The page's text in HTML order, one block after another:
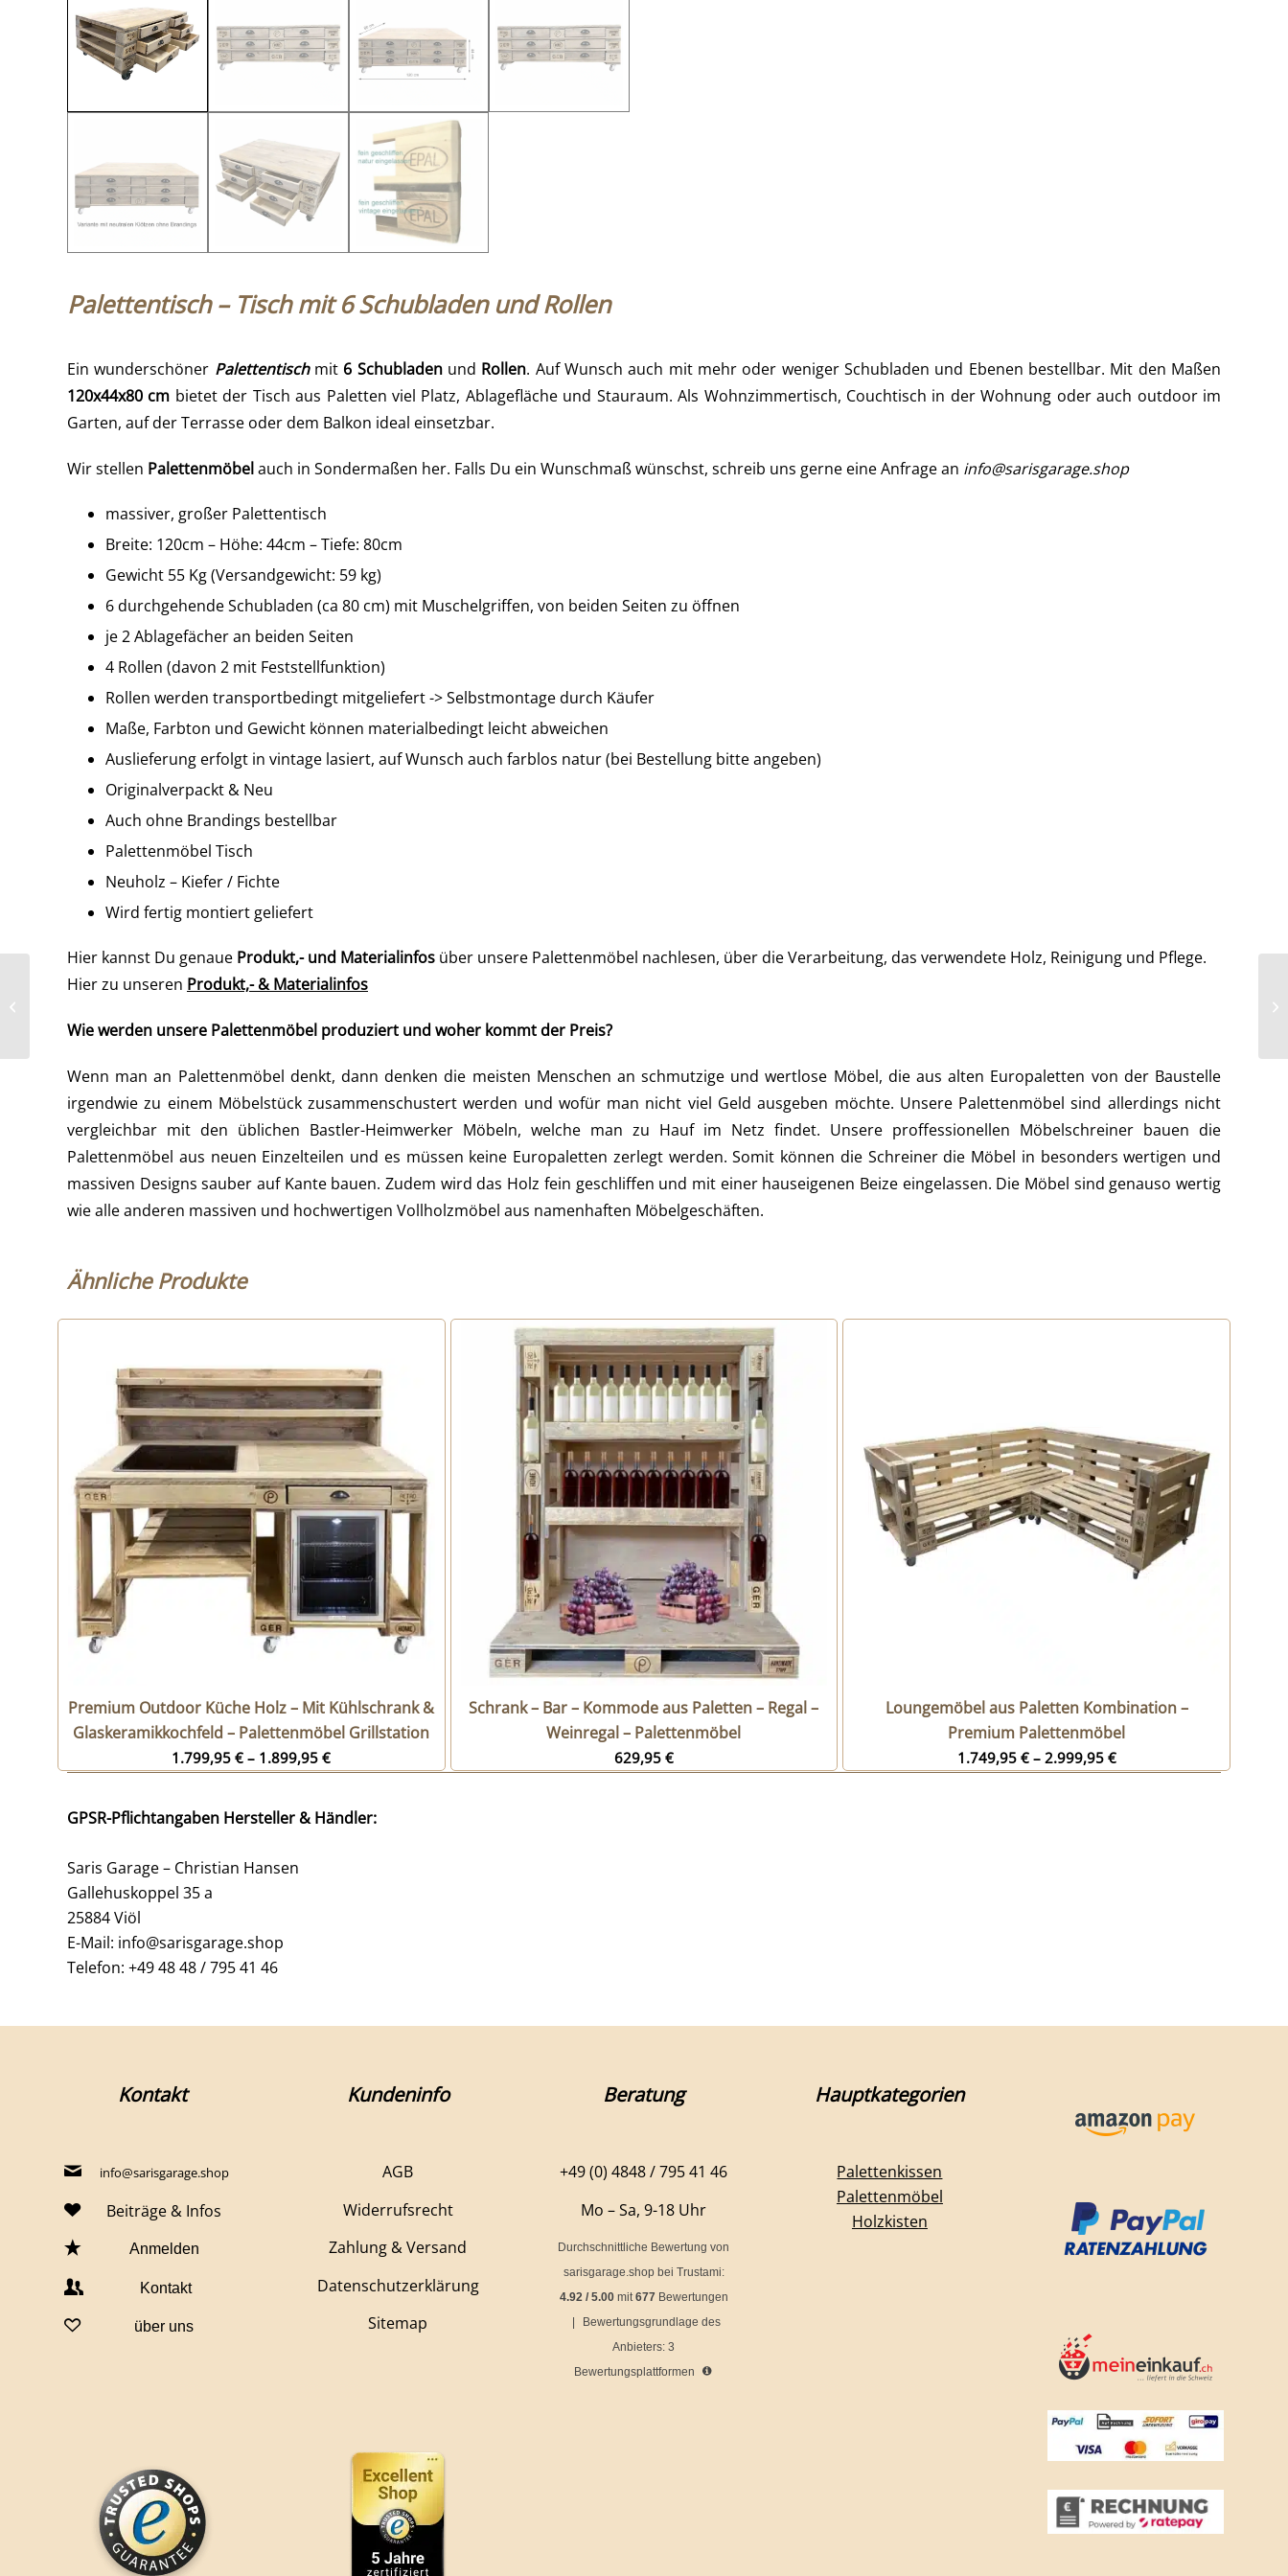
Palettentisch – Tisch mit 6 Schubladen und Rollen
Ein wunderschöner Palettentischmit 6 Schubladenund Rollen. Auf Wunsch auch mit mehr oder weniger Schubladen und Ebenen bestellbar. Mit den Maßen
120x44x80 cm bietet der Tisch aus Paletten viel Platz, Ablagefläche und Stauraum. Als Wohnzimmertisch, Couchtisch in der Wohnung oder auch outdoor im
Garten, auf der Terrasse oder dem Balkon ideal einsetzbar.
Wir stellen Palettenmöbelauch in Sondermaßen her. Falls Du ein Wunschmaß wünschst, schreib uns gerne eine Anfrage an info@sarisgarage.shop
massiver, großer Palettentisch
Breite: 120cm – Höhe: 44cm – Tiefe: 80cm
Gewicht 55 Kg (Versandgewicht: 59 kg)
6 durchgehende Schubladen (ca 80 cm) mit Muschelgriffen, von beiden Seiten zu öffnen
je 2 Ablagefächer an beiden Seiten
4 Rollen (davon 2 mit Feststellfunktion)
Rollen werden transportbedingt mitgeliefert -> Selbstmontage durch Käufer
Maße, Farbton und Gewicht können materialbedingt leicht abweichen
Auslieferung erfolgt in vintage lasiert, auf Wunsch auch farblos natur (bei Bestellung bitte angeben)
Originalverpackt & Neu
Auch ohne Brandings bestellbar
Palettenmöbel Tisch
Neuholz – Kiefer / Fichte
Wird fertig montiert geliefert
Hier kannst Du genaue Produkt,- und Materialinfos über unsere Palettenmöbel nachlesen, über die Verarbeitung, das verwendete Holz, Reinigung und Pflege.
Hier zu unseren Produkt,- & Materialinfos
Wie werden unsere Palettenmöbel produziert und woher kommt der Preis?
Wenn man an Palettenmöbel denkt, dann denken die meisten Menschen an schmutzige und wertlose Möbel, die aus alten Europaletten von der Baustelle
irgendwie zu einem Möbelstück zusammenschustert werden und wofür man nicht viel Geld ausgeben möchte. Unsere Palettenmöbel sind allerdings nicht
vergleichbar mit den üblichen Bastler-Heimwerker Möbeln, welche man zu Hauf im Netz findet. Unsere proffessionellen Möbelschreiner bauen die
Palettenmöbel aus neuen Einzelteilen und es müssen keine Europaletten zerlegt werden. Somit können die Schreiner die Möbel in besonders wertigen und
massiven Designs sauber auf Kante bauen. Zudem wird das Holz fein geschliffen und mit einer hauseigenen Beize eingelassen. Die Möbel sind genauso wertig
wie alle anderen massiven und hochwertigen Vollholzmöbel aus namenhaften Möbelgeschäften.
Ähnliche Produkte
Premium Outdoor Küche Holz – Mit Kühlschrank &
Glaskeramikkochfeld – Palettenmöbel Grillstation
1.799,95€ – 1.899,95€
Schrank – Bar – Kommode aus Paletten – Regal –
Weinregal – Palettenmöbel
629,95 €
Loungemöbel aus Paletten Kombination –
Premium Palettenmöbel
1.749,95 €– 2.999,95 €
GPSR-Pflichtangaben Hersteller & Händler:
Saris Garage – Christian Hansen
Gallehuskoppel 35 a
25884 Viöl
E-Mail: info@sarisgarage.shop
Telefon: +49 48 48 / 795 41 46
Kontakt
info@sarisgarage.shop
Beiträge & Infos
Anmelden
Kontakt
über uns
Kundeninfo
AGB
Widerrufsrecht
Zahlung & Versand
Datenschutzerklärung
Sitemap
Beratung
+49 (0) 4848 / 795 41 46
Mo – Sa, 9-18 Uhr
Durchschnittliche Bewertung von
sarisgarage.shop bei Trustami:
4.92/ 5.00mit677 Bewertungen
Bewertungsgrundlage des
Anbieters: 3
Bewertungsplattformen
Hauptkategorien
Palettenkissen
Palettenmöbel
Holzkisten
Stehtisch aus Paletten
Palettenmöbel